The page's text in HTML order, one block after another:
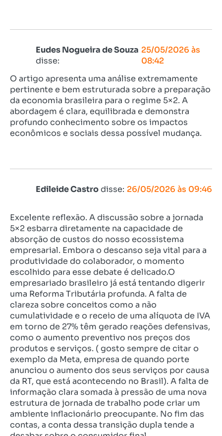
Eudes Nogueira de Souza
disse:
25/05/2026 às
08:42
O artigo apresenta uma análise extremamente
pertinente e bem estruturada sobre a preparação
da economia brasileira para o regime 5×2. A
abordagem é clara, equilibrada e demonstra
profundo conhecimento sobre os impactos
econômicos e sociais dessa possível mudança.
Edileide Castrodisse: 26/05/2026 às 09:46
Excelente reflexão. A discussão sobre a jornada
5×2 esbarra diretamente na capacidade de
absorção de custos do nosso ecossistema
empresarial. Embora o descanso seja vital para a
produtividade do colaborador, o momento
escolhido para esse debate é delicado.O
empresariado brasileiro já está tentando digerir
uma Reforma Tributária profunda. A falta de
clareza sobre conceitos como a não
cumulatividade e o receio de uma alíquota de IVA
em torno de 27% têm gerado reações defensivas,
como o aumento preventivo nos preços dos
produtos e serviços. ( gosto sempre de citar o
exemplo da Meta, empresa de quando porte
anunciou o aumento dos seus serviços por causa
da RT, que está acontecendo no Brasil). A falta de
informação clara somada à pressão de uma nova
estrutura de jornada de trabalho pode criar um
ambiente inflacionário preocupante. No fim das
contas, a conta dessa transição dupla tende a